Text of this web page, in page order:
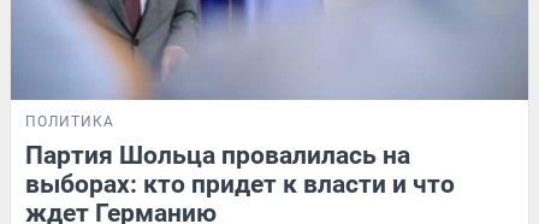
ПОЛИТИКА
Партия Шольца провалилась на
выборах: кто придет к власти и что
ждет Германию